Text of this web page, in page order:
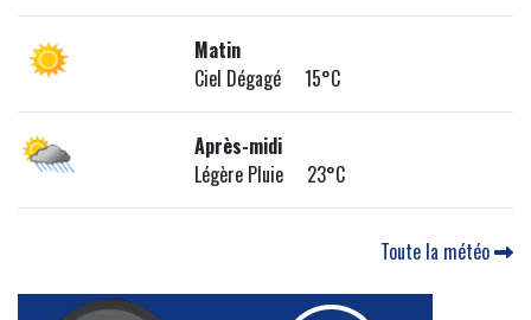
Matin
Ciel Dégagé 15°C
Après-midi
Légère Pluie 23°C
Toute la météo